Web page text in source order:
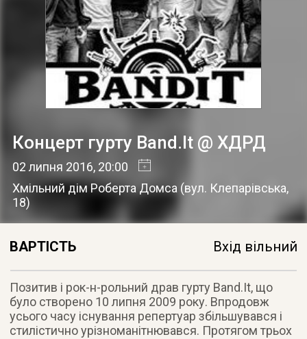
ДОВІДКА
Концерт гурту Band.It @ ХДРД
02 липня 2016, 20:00
Хмільний дім Роберта Домса (вул. Клепарівська,
18)
ВАРТІСТЬ Вхід вільний
Позитив і рок-н-рольний драв гурту Band.It, що
було створено 10 липня 2009 року. Впродовж
усього часу існування репертуар збільшувався і
стилістично урізноманітнювався. Протягом трьох